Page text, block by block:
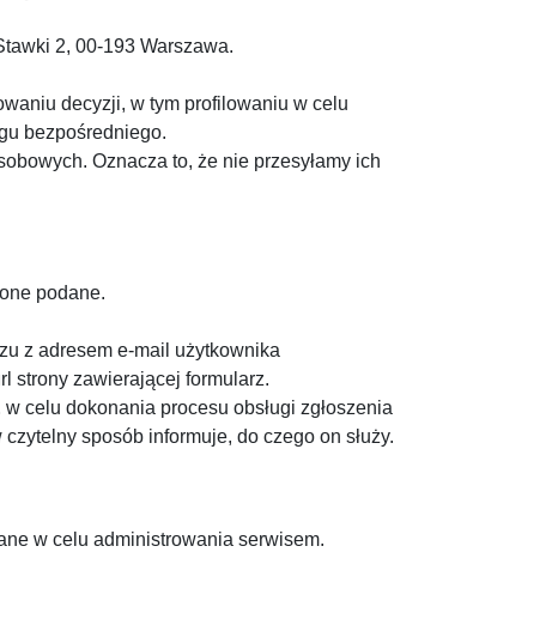
2, 00-193 Warszawa.
decyzji, w tym profilowaniu w celu
bezpośredniego.
Oznacza to, że nie przesyłamy ich
podane.
z adresem e-mail użytkownika
strony zawierającej formularz.
celu dokonania procesu obsługi zgłoszenia
sposób informuje, do czego on służy.
w celu administrowania serwisem.